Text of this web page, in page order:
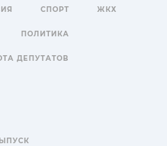
СПОРТ ЖКХ
ПОЛИТИКА
ДЕПУТАТОВ